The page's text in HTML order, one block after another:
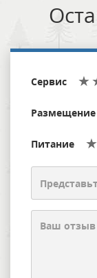
Сервис
Размещение
Питание